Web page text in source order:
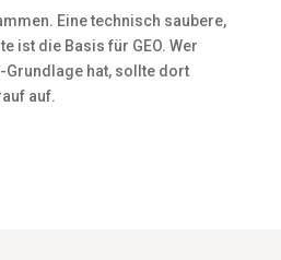
Eine technisch saubere,
ist die Basis für GEO. Wer
Grundlage hat, sollte dort
auf.